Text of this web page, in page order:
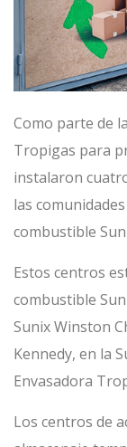
Como parte de
Tropigas para
instalaron
las
combustible
Estos centros
combustible
Sunix Winston
Kennedy, en la
Envasadora
Los centros de